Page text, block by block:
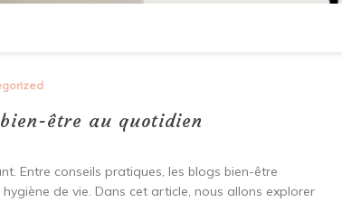
être au quotidien
Entre conseils pratiques, les blogs bien-être
de vie. Dans cet article, nous allons explorer